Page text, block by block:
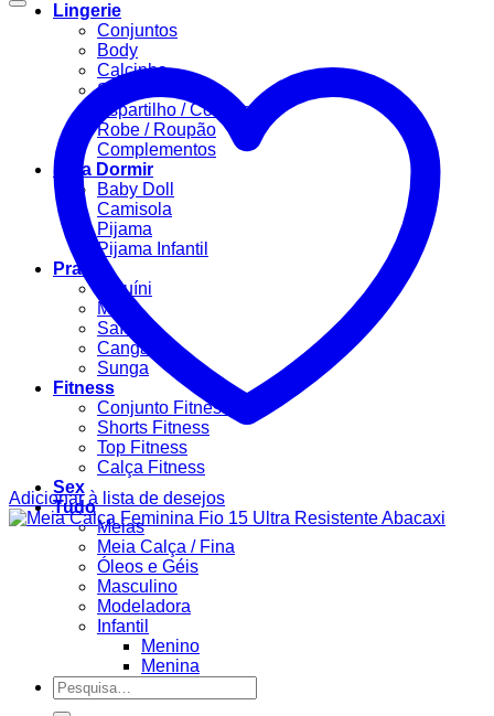
Lingerie
Conjuntos
Body
Calcinha
Sutiã
Espartilho / Corselet
Robe / Roupão
Complementos
Para Dormir
Baby Doll
Camisola
Pijama
Pijama Infantil
Praia
Biquíni
Maiô
Saída
Canga
Sunga
Fitness
Conjunto Fitness
Shorts Fitness
Top Fitness
Calça Fitness
Sex
Tudo
Meias
Meia Calça / Fina
Óleos e Géis
Masculino
Modeladora
Infantil
Menino
Menina
Pesquisar
por:
Adicionar à lista de desejos